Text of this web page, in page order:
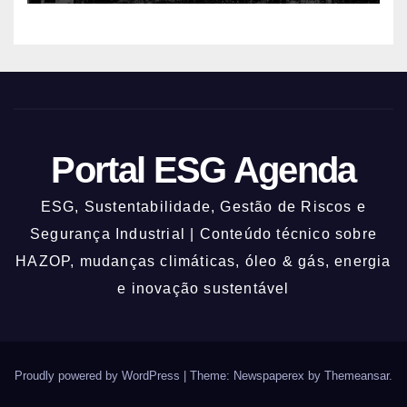
Portal ESG Agenda
ESG, Sustentabilidade, Gestão de Riscos e
Segurança Industrial | Conteúdo técnico sobre
HAZOP, mudanças climáticas, óleo & gás, energia
e inovação sustentável
Proudly powered by WordPress Theme: Newspaperex by Themeansar.